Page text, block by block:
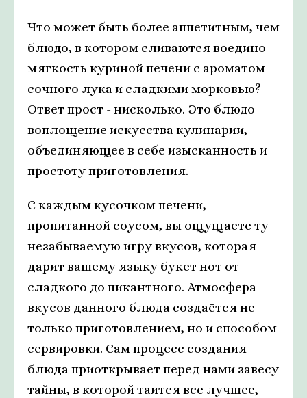
Что может быть более аппетитным, чем
блюдо, в котором сливаются воедино
мягкость куриной печени с ароматом
сочного лука и сладкими морковью?
Ответ прост - нисколько. Это блюдо
воплощение искусства кулинарии,
объединяющее в себе изысканность и
простоту приготовления.
С каждым кусочком печени,
пропитанной соусом, вы ощущаете ту
незабываемую игру вкусов, которая
дарит вашему языку букет нот от
сладкого до пикантного. Атмосфера
вкусов данного блюда создаётся не
только приготовлением, но и способом
сервировки. Сам процесс создания
блюда приоткрывает перед нами завесу
тайны, в которой таится все лучшее,